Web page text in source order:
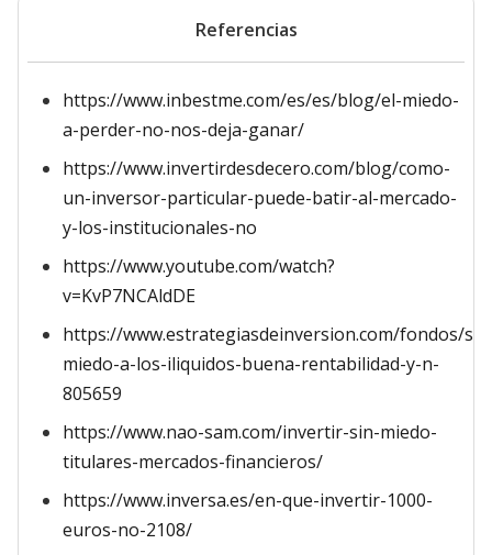
Referencias
https://www.inbestme.com/es/es/blog/el-miedo-
a-perder-no-nos-deja-ganar/
https://www.invertirdesdecero.com/blog/como-
un-inversor-particular-puede-batir-al-mercado-
y-los-institucionales-no
https://www.youtube.com/watch?
v=KvP7NCAldDE
https://www.estrategiasdeinversion.com/fondos/
miedo-a-los-iliquidos-buena-rentabilidad-y-n-
805659
https://www.nao-sam.com/invertir-sin-miedo-
titulares-mercados-financieros/
https://www.inversa.es/en-que-invertir-1000-
euros-no-2108/